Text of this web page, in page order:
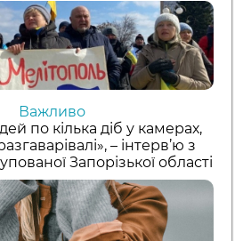
Важливо
по кілька діб у камерах,
– інтерв’ю з
Запорізької області